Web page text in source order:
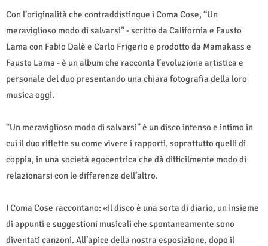
Con l’originalità che contraddistingue i Coma Cose, “Un
meraviglioso modo di salvarsi” - scritto da California e Fausto
Lama con Fabio Dalè e Carlo Frigerio e prodotto da Mamakass e
Fausto Lama - è un album che racconta l’evoluzione artistica e
personale del duo presentando una chiara fotografia della loro
musica oggi.
“Un meraviglioso modo di salvarsi” è un disco intenso e intimo in
cui il duo riflette su come vivere i rapporti, soprattutto quelli di
coppia, in una società egocentrica che dà difficilmente modo di
relazionarsi con le differenze dell’altro.
I Coma Cose raccontano: «Il disco è una sorta di diario, un insieme
di appunti e suggestioni musicali che spontaneamente sono
diventati canzoni. All’apice della nostra esposizione, dopo il